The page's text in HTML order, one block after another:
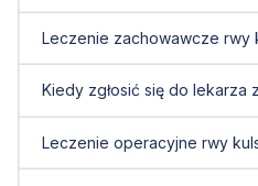
Leczenie zachowawcze rwy
Kiedy zgłosić się do lekarza
Leczenie operacyjne rwy